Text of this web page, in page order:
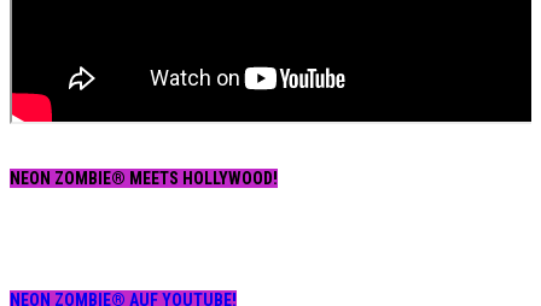
NEON ZOMBIE® MEETS HOLLYWOOD!
NEON ZOMBIE® AUF YOUTUBE!